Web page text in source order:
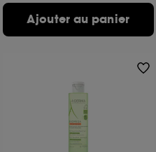
Ajouter au panier